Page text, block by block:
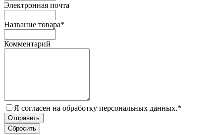
Электронная почта
Название товара*
Комментарий
Я согласен на обработку персональных данных.*